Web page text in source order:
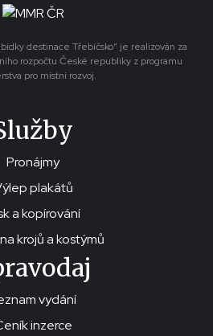
destinace Třebíčsko“ je realizován za
rozpočtu České republiky z programu
pro místní rozvoj.
Pronájmy
plakátů
a kopírování
krojů a kostýmů
vydání
inzerce